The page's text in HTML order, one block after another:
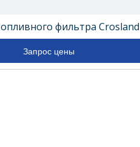
фильтра
Запрос цены